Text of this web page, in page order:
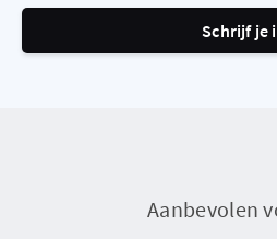
Schrijf je
Aanbevolen